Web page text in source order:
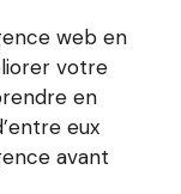
web en
votre
en
eux
avant